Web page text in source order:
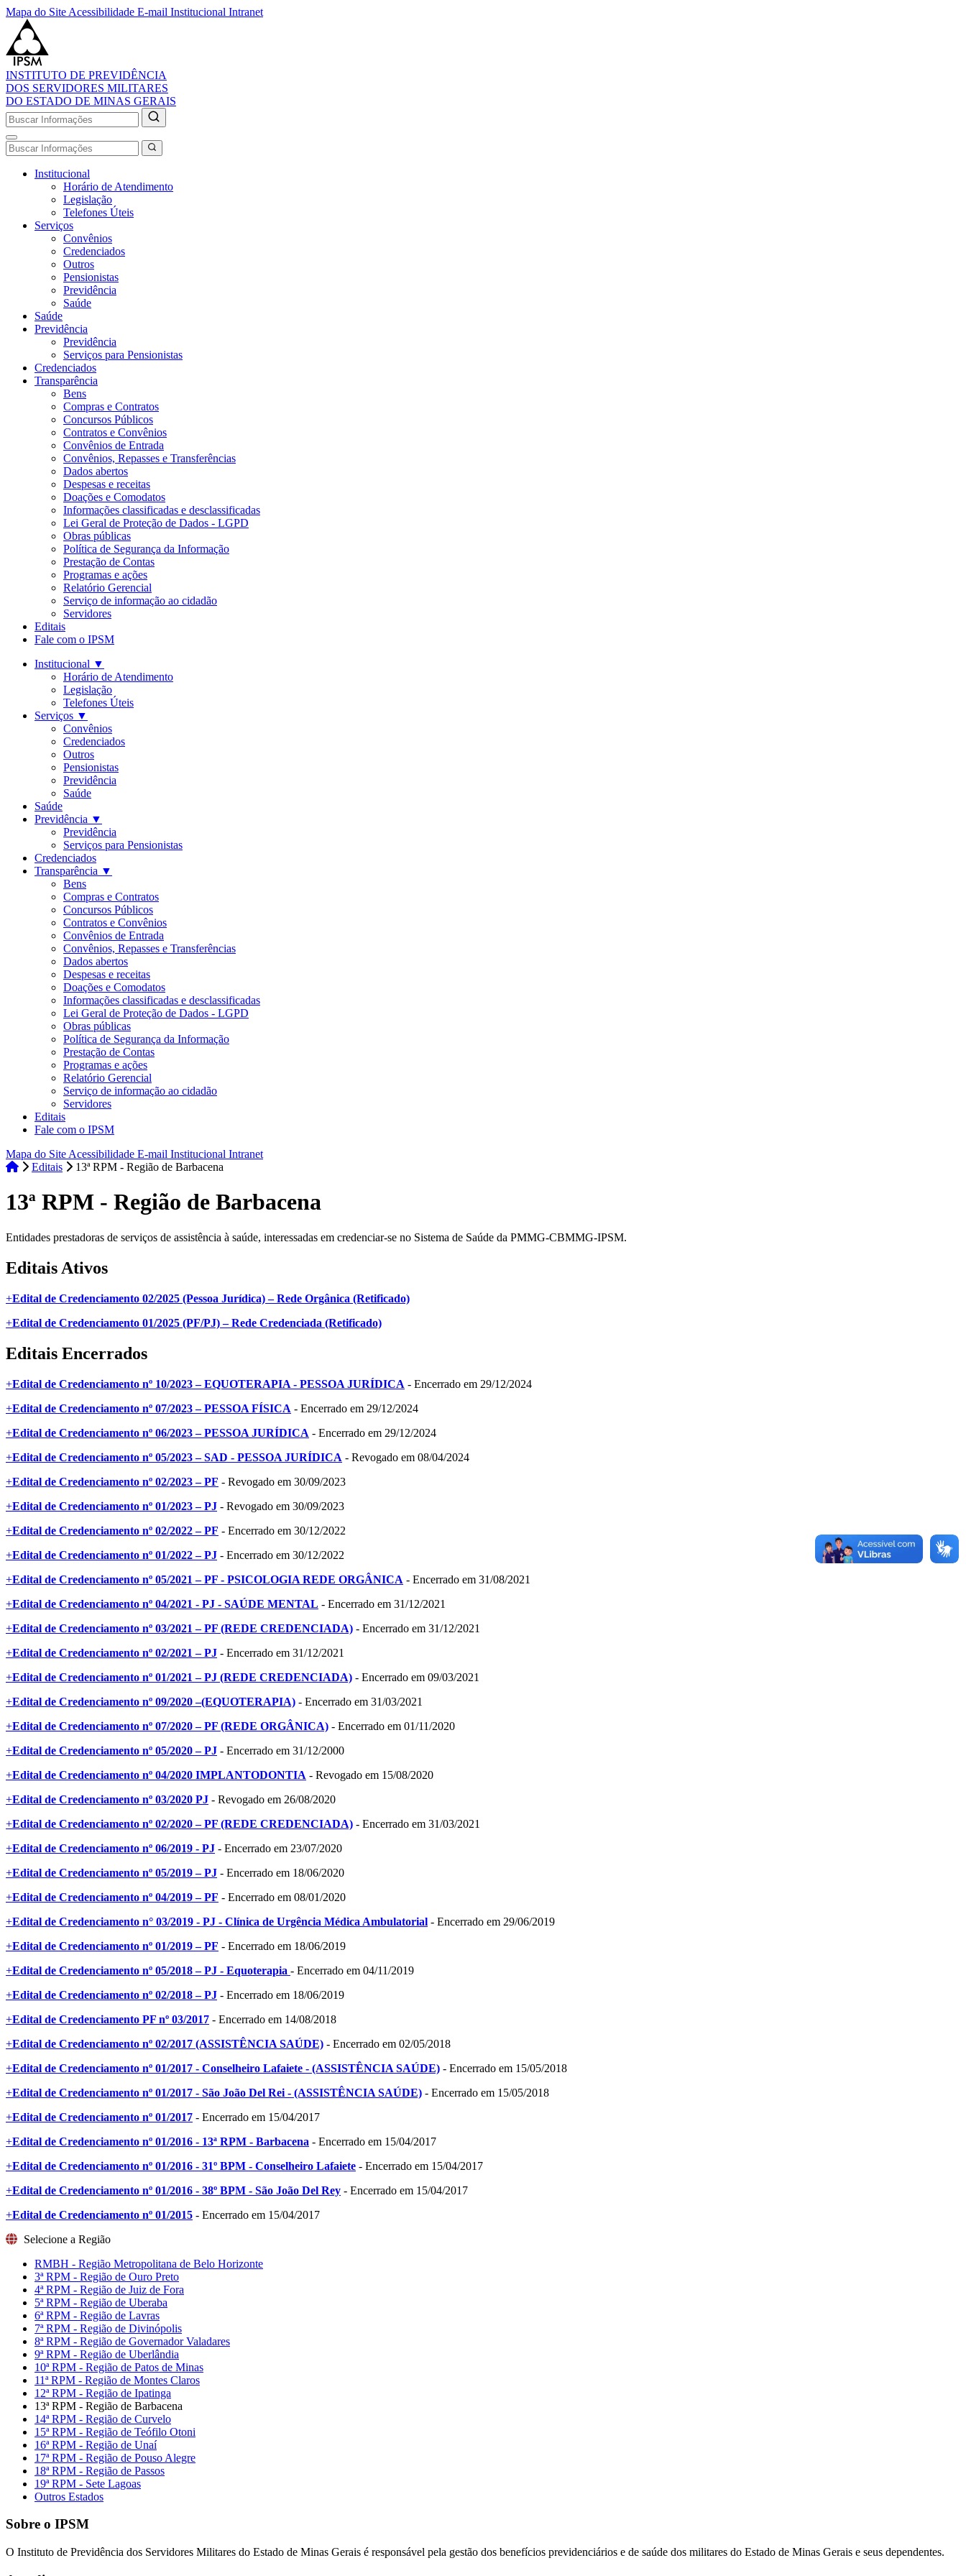
Mapa do Site Acessibilidade E-mail Institucional Intranet
INSTITUTO DE PREVIDÊNCIA
DOS SERVIDORES MILITARES
DO ESTADO DE MINAS GERAIS
Institucional
Horário de Atendimento
Legislação
Telefones Úteis
Serviços
Convênios
Credenciados
Outros
Pensionistas
Previdência
Saúde
Saúde
Previdência
Previdência
Serviços para Pensionistas
Credenciados
Transparência
Bens
Compras e Contratos
Concursos Públicos
Contratos e Convênios
Convênios de Entrada
Convênios, Repasses e Transferências
Dados abertos
Despesas e receitas
Doações e Comodatos
Informações classificadas e desclassificadas
Lei Geral de Proteção de Dados - LGPD
Obras públicas
Política de Segurança da Informação
Prestação de Contas
Programas e ações
Relatório Gerencial
Serviço de informação ao cidadão
Servidores
Editais
Fale com o IPSM
Institucional ▼
Horário de Atendimento
Legislação
Telefones Úteis
Serviços ▼
Convênios
Credenciados
Outros
Pensionistas
Previdência
Saúde
Saúde
Previdência ▼
Previdência
Serviços para Pensionistas
Credenciados
Transparência ▼
Bens
Compras e Contratos
Concursos Públicos
Contratos e Convênios
Convênios de Entrada
Convênios, Repasses e Transferências
Dados abertos
Despesas e receitas
Doações e Comodatos
Informações classificadas e desclassificadas
Lei Geral de Proteção de Dados - LGPD
Obras públicas
Política de Segurança da Informação
Prestação de Contas
Programas e ações
Relatório Gerencial
Serviço de informação ao cidadão
Servidores
Editais
Fale com o IPSM
Mapa do Site Acessibilidade E-mail Institucional Intranet
Editais
13ª RPM - Região de Barbacena
13ª RPM - Região de Barbacena
Entidades prestadoras de serviços de assistência à saúde, interessadas em credenciar-se no Sistema de Saúde da PMMG-CBMMG-IPSM.
Editais Ativos
+Edital de Credenciamento 02/2025 (Pessoa Jurídica) – Rede Orgânica (Retificado)
+Edital de Credenciamento 01/2025 (PF/PJ) – Rede Credenciada (Retificado)
Editais Encerrados
+Edital de Credenciamento nº 10/2023 – EQUOTERAPIA - PESSOA JURÍDICA - Encerrado em 29/12/2024
+Edital de Credenciamento nº 07/2023 – PESSOA FÍSICA - Encerrado em 29/12/2024
+Edital de Credenciamento nº 06/2023 – PESSOA JURÍDICA - Encerrado em 29/12/2024
+Edital de Credenciamento nº 05/2023 – SAD - PESSOA JURÍDICA - Revogado em 08/04/2024
+Edital de Credenciamento nº 02/2023 – PF - Revogado em 30/09/2023
+Edital de Credenciamento nº 01/2023 – PJ - Revogado em 30/09/2023
+Edital de Credenciamento nº 02/2022 – PF - Encerrado em 30/12/2022
+Edital de Credenciamento nº 01/2022 – PJ - Encerrado em 30/12/2022
+Edital de Credenciamento nº 05/2021 – PF - PSICOLOGIA REDE ORGÂNICA - Encerrado em 31/08/2021
+Edital de Credenciamento nº 04/2021 - PJ - SAÚDE MENTAL - Encerrado em 31/12/2021
+Edital de Credenciamento nº 03/2021 – PF (REDE CREDENCIADA) - Encerrado em 31/12/2021
+Edital de Credenciamento nº 02/2021 – PJ - Encerrado em 31/12/2021
+Edital de Credenciamento nº 01/2021 – PJ (REDE CREDENCIADA) - Encerrado em 09/03/2021
+Edital de Credenciamento nº 09/2020 –(EQUOTERAPIA) - Encerrado em 31/03/2021
+Edital de Credenciamento nº 07/2020 – PF (REDE ORGÂNICA) - Encerrado em 01/11/2020
+Edital de Credenciamento nº 05/2020 – PJ - Encerrado em 31/12/2000
+Edital de Credenciamento nº 04/2020 IMPLANTODONTIA - Revogado em 15/08/2020
+Edital de Credenciamento nº 03/2020 PJ - Revogado em 26/08/2020
+Edital de Credenciamento nº 02/2020 – PF (REDE CREDENCIADA) - Encerrado em 31/03/2021
+Edital de Credenciamento nº 06/2019 - PJ - Encerrado em 23/07/2020
+Edital de Credenciamento nº 05/2019 – PJ - Encerrado em 18/06/2020
+Edital de Credenciamento nº 04/2019 – PF - Encerrado em 08/01/2020
+Edital de Credenciamento n° 03/2019 - PJ - Clínica de Urgência Médica Ambulatorial - Encerrado em 29/06/2019
+Edital de Credenciamento nº 01/2019 – PF - Encerrado em 18/06/2019
+Edital de Credenciamento nº 05/2018 – PJ - Equoterapia - Encerrado em 04/11/2019
+Edital de Credenciamento nº 02/2018 – PJ - Encerrado em 18/06/2019
+Edital de Credenciamento PF nº 03/2017 - Encerrado em 14/08/2018
+Edital de Credenciamento nº 02/2017 (ASSISTÊNCIA SAÚDE) - Encerrado em 02/05/2018
+Edital de Credenciamento nº 01/2017 - Conselheiro Lafaiete - (ASSISTÊNCIA SAÚDE) - Encerrado em 15/05/2018
+Edital de Credenciamento nº 01/2017 - São João Del Rei - (ASSISTÊNCIA SAÚDE) - Encerrado em 15/05/2018
+Edital de Credenciamento nº 01/2017 - Encerrado em 15/04/2017
+Edital de Credenciamento nº 01/2016 - 13ª RPM - Barbacena - Encerrado em 15/04/2017
+Edital de Credenciamento nº 01/2016 - 31º BPM - Conselheiro Lafaiete - Encerrado em 15/04/2017
+Edital de Credenciamento nº 01/2016 - 38º BPM - São João Del Rey - Encerrado em 15/04/2017
+Edital de Credenciamento nº 01/2015 - Encerrado em 15/04/2017
Selecione a Região
RMBH - Região Metropolitana de Belo Horizonte
3ª RPM - Região de Ouro Preto
4ª RPM - Região de Juiz de Fora
5ª RPM - Região de Uberaba
6ª RPM - Região de Lavras
7ª RPM - Região de Divinópolis
8ª RPM - Região de Governador Valadares
9ª RPM - Região de Uberlândia
10ª RPM - Região de Patos de Minas
11ª RPM - Região de Montes Claros
12ª RPM - Região de Ipatinga
13ª RPM - Região de Barbacena
14ª RPM - Região de Curvelo
15ª RPM - Região de Teófilo Otoni
16ª RPM - Região de Unaí
17ª RPM - Região de Pouso Alegre
18ª RPM - Região de Passos
19ª RPM - Sete Lagoas
Outros Estados
Sobre o IPSM
O Instituto de Previdência dos Servidores Militares do Estado de Minas Gerais é responsável pela gestão dos benefícios previdenciários e de saúde dos militares do Estado de Minas Gerais e seus dependentes.